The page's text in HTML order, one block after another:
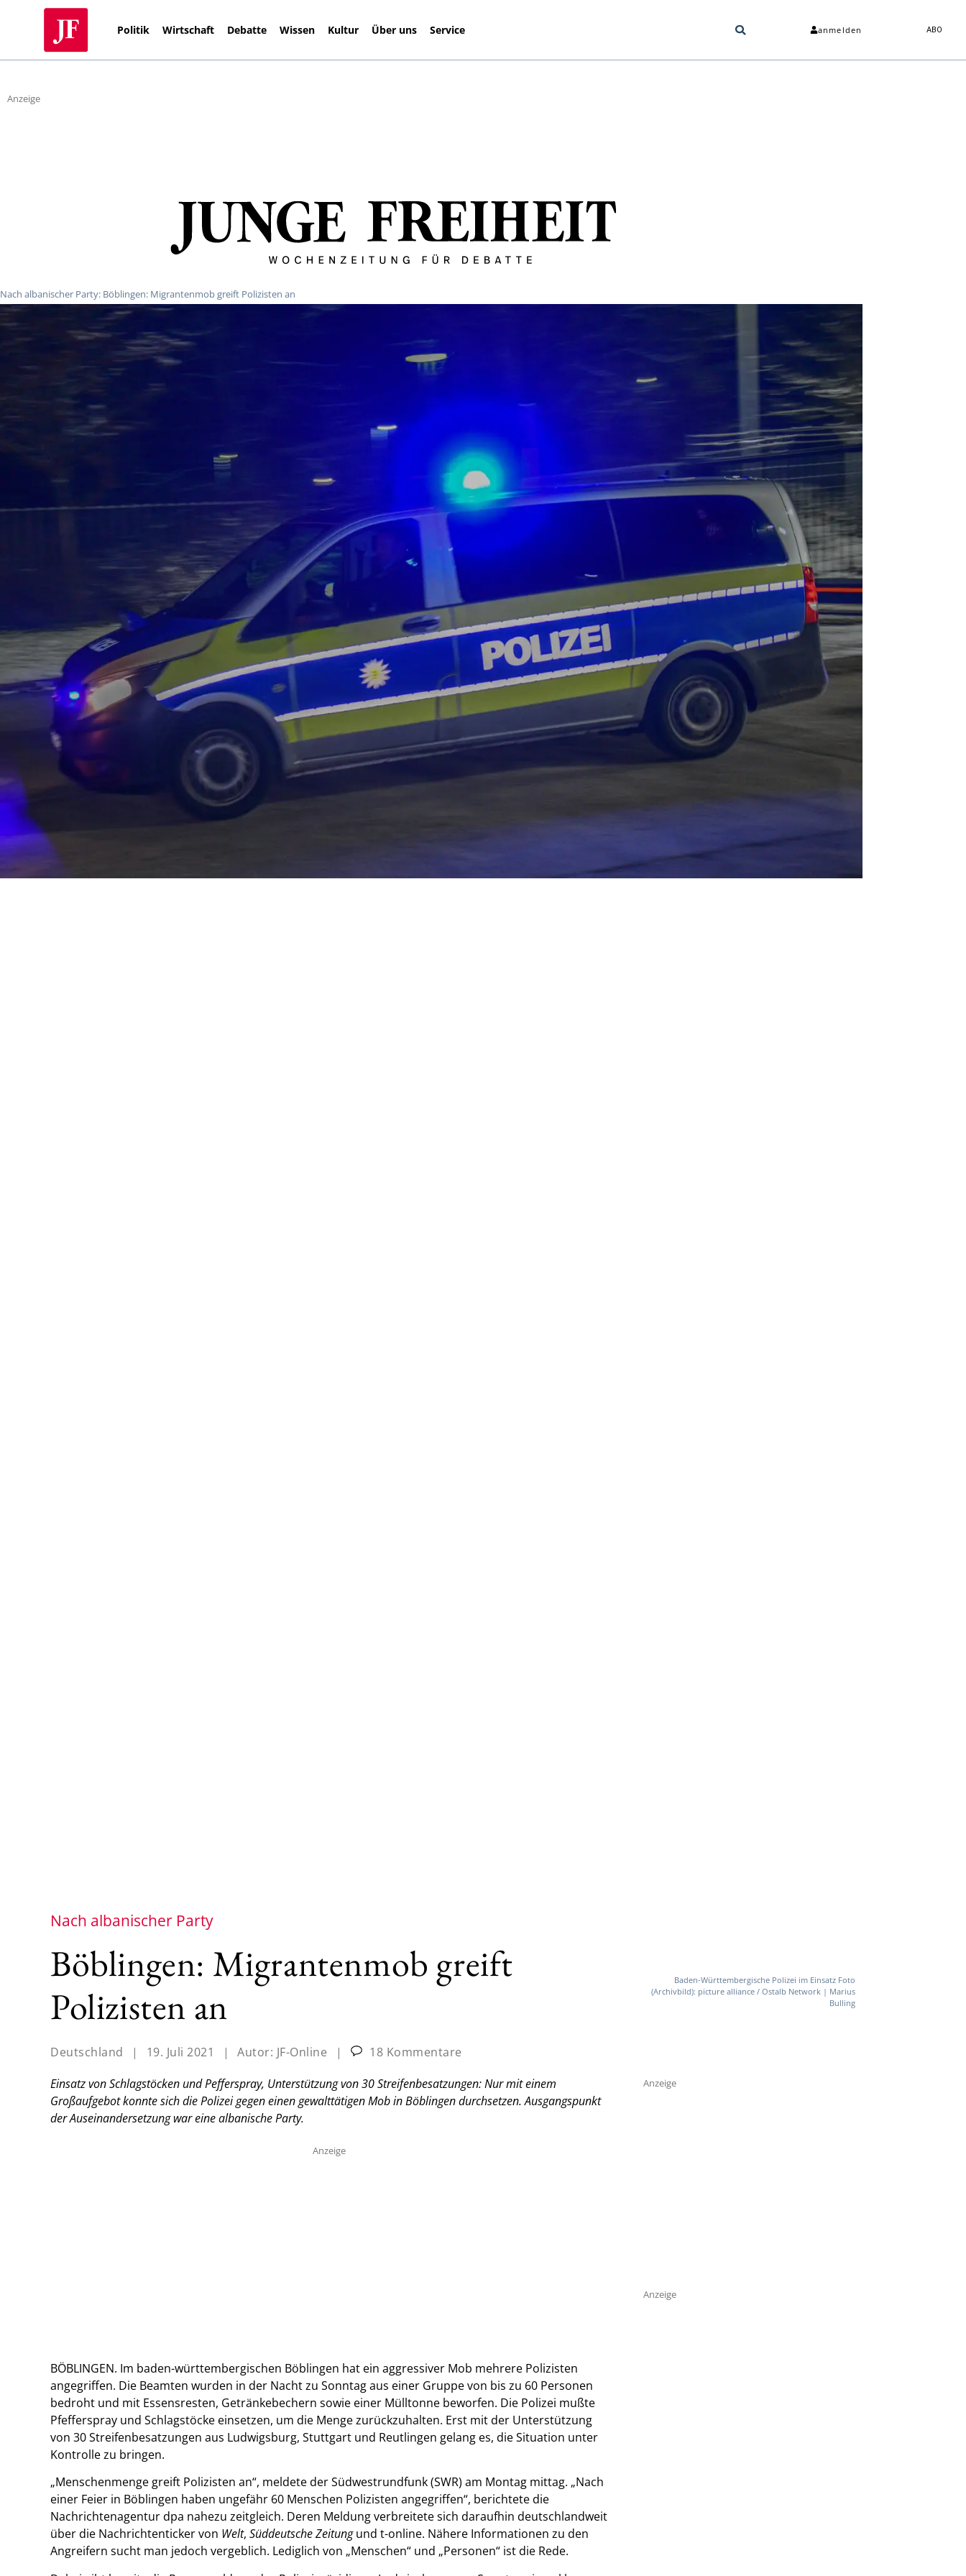
Politik Wirtschaft Debatte Wissen Kultur Über uns Service anmelden ABO
Anzeige
Nach albanischer Party: Böblingen: Migrantenmob greift Polizisten an
Nach albanischer Party
Böblingen: Migrantenmob greift
Polizisten an
Deutschland | 19. Juli 2021 | Autor: JF-Online |
18 Kommentare
Einsatz von Schlagstöcken und Pefferspray, Unterstützung von 30 Streifenbesatzungen: Nur mit einem
Großaufgebot konnte sich die Polizei gegen einen gewalttätigen Mob in Böblingen durchsetzen. Ausgangspunkt
der Auseinandersetzung war eine albanische Party.
Anzeige
BÖBLINGEN. Im baden-württembergischen Böblingen hat ein aggressiver Mob mehrere Polizisten
angegriffen. Die Beamten wurden in der Nacht zu Sonntag aus einer Gruppe von bis zu 60 Personen
bedroht und mit Essensresten, Getränkebechern sowie einer Mülltonne beworfen. Die Polizei mußte
Pfefferspray und Schlagstöcke einsetzen, um die Menge zurückzuhalten. Erst mit der Unterstützung
von 30 Streifenbesatzungen aus Ludwigsburg, Stuttgart und Reutlingen gelang es, die Situation unter
Kontrolle zu bringen.
„Menschenmenge greift Polizisten an“, meldete der Südwestrundfunk (SWR) am Montag mittag. „Nach
einer Feier in Böblingen haben ungefähr 60 Menschen Polizisten angegriffen“, berichtete die
Nachrichtenagentur dpa nahezu zeitgleich. Deren Meldung verbreitete sich daraufhin deutschlandweit
über die Nachrichtenticker von Welt, Süddeutsche Zeitungund t-online. Nähere Informationen zu den
Angreifern sucht man jedoch vergeblich. Lediglich von „Menschen“ und „Personen“ ist die Rede.
Baden-Württembergische Polizei im Einsatz Foto
(Archivbild): picture alliance / Ostalb Network | Marius
Bulling
Anzeige
Anzeige